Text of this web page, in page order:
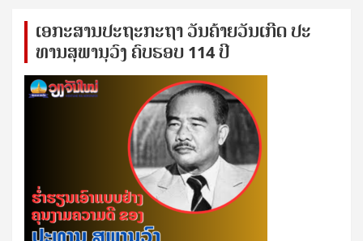
ເອ​ກະ​ສານ​ປະ​ຖະ​ກະ​ຖ​າ ວັນ​ຄ້າຍ​ວັນ​ເກີດ ປ​ະ​
ທານ​ສຸ​ພາ​ນຸ​ວົງ ຄົບ​ຮອບ 114 ປີ